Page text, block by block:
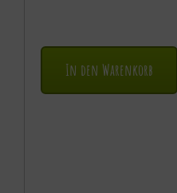
In den Warenkorb